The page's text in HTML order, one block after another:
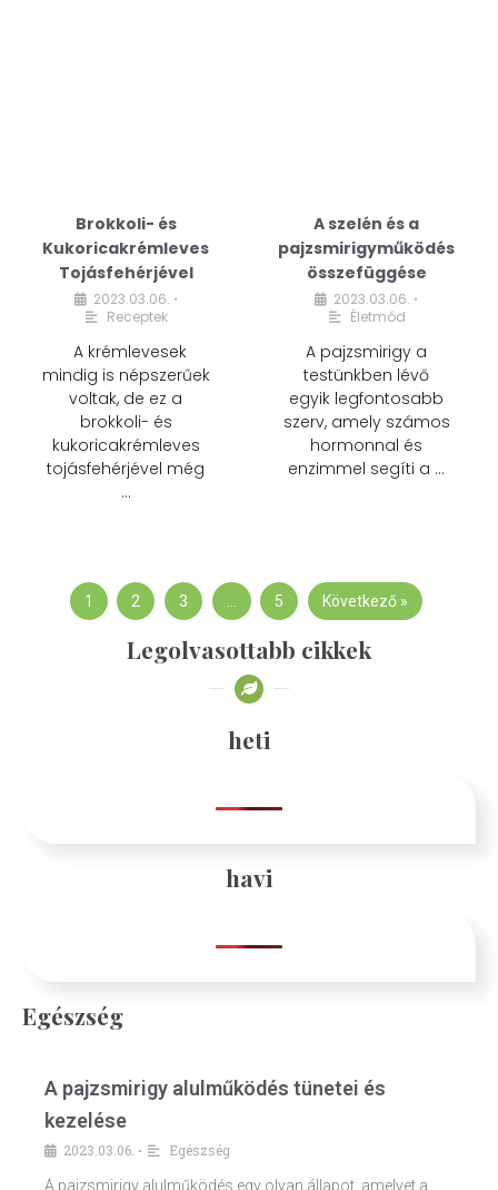
Brokkoli- és
Kukoricakrémleves
Tojásfehérjével
2023.03.06. •
Receptek
A krémlevesek
mindig is népszerűek
voltak, de ez a
brokkoli- és
kukoricakrémleves
tojásfehérjével még
…
A szelén és a
pajzsmirigyműködés
összefüggése
2023.03.06. •
Életmód
A pajzsmirigy a
testünkben lévő
egyik legfontosabb
szerv, amely számos
hormonnal és
enzimmel segíti a …
1 2 3 … 5 Következő »
Legolvasottabb cikkek
heti
havi
Egészség
A pajzsmirigy alulműködés tünetei és
kezelése
2023.03.06. •
Egészség
A pajzsmirigy alulműködés egy olyan állapot, amelyet a